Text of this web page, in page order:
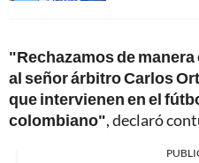
"Rechazamos de
al señor árbitro Carlos
que intervienen en el
colombiano", declaró